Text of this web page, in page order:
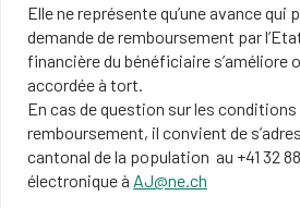
Elle ne représente qu’une avance qui
demande de remboursement par
financière du bénéficiaire s’améliore
accordée à tort.
En cas de question sur les
remboursement, il convient de
cantonal de la population au +41 32
électronique à AJ@ne.ch